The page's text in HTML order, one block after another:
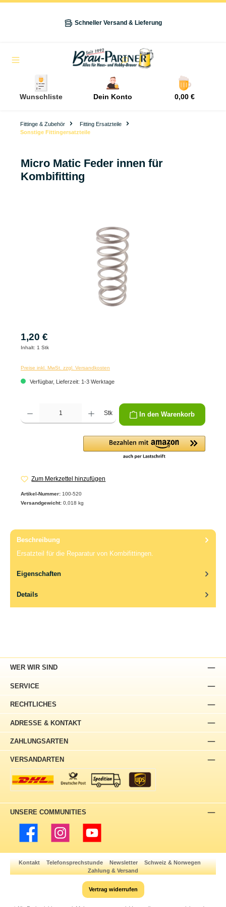
Schneller Versand & Lieferung
Wunschliste Dein Konto 0,00 €
Fittinge & Zubehör
Fitting Ersatzteile
Sonstige Fittingersatzteile
Micro Matic Feder innen für
Kombifitting
1,20 €
Inhalt: 1 Stk
Preise inkl. MwSt. zzgl. Versandkosten
Verfügbar, Lieferzeit: 1-3 Werktage
Produkt Anzahl: Gib den gewünschten Wert ein oder benutze die Schaltflächen um
Stk In den Warenkorb
Zum Merkzettel hinzufügen
Artikel-Nummer: 100-520
Versandgewicht: 0,018 kg
Beschreibung
Ersatzteil für die Reparatur von Kombifittingen.
Eigenschaften
Details
ADRESSE & KONTAKT
WER WIR SIND
SERVICE
RECHTLICHES
ZAHLUNGSARTEN
VERSANDARTEN
UNSERE COMMUNITIES
Facebook Instagram YouTube
Kontakt Telefonsprechstunde Newsletter
Schweiz & Norwegen
Zahlung & Versand
Vertrag widerrufen